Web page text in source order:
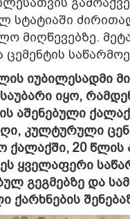
სტატიაში
მიღწევებზე.
ცემენტის
იუბილესადმი
იყო,
აშენებული
კულტურული
ქალაქში, 20 წლის
ყველაფერი
გეგმებზე და
ქარხნების